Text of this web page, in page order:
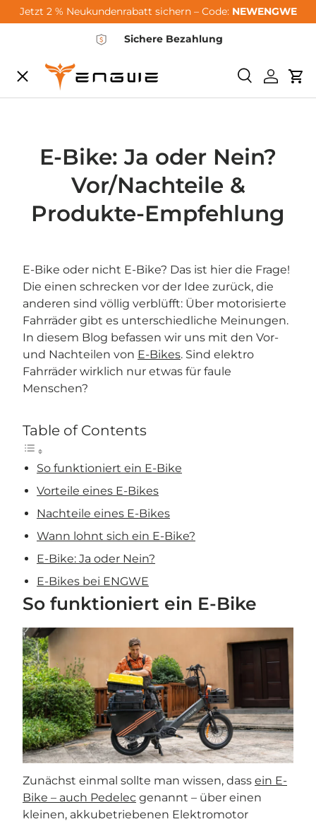
Zum Inhalt springen
Jetzt 2 % Neukundenrabatt sichern – Code: NEWENGWE
Sichere Bezahlung
Suchen
Speisekarte
City-Sale
E-Bikes
Support
E-Bike: Ja oder Nein?
Vor/Nachteile &
Produkte-Empfehlung
E-Bike oder nicht E-Bike? Das ist hier die Frage!
Die einen schrecken vor der Idee zurück, die
anderen sind völlig verblüfft: Über motorisierte
Fahrräder gibt es unterschiedliche Meinungen.
In diesem Blog befassen wir uns mit den Vor-
und Nachteilen von E-Bikes. Sind elektro
Fahrräder wirklich nur etwas für faule
Menschen?
Table of Contents
So funktioniert ein E-Bike
Vorteile eines E-Bikes
Nachteile eines E-Bikes
Wann lohnt sich ein E-Bike?
E-Bike: Ja oder Nein?
E-Bikes bei ENGWE
So funktioniert ein E-Bike
Zunächst einmal sollte man wissen, dass ein E-
Bike – auch Pedelec genannt – über einen
kleinen, akkubetriebenen Elektromotor